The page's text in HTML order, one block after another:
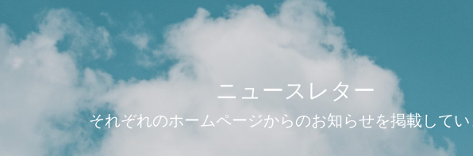
ニュースレター
それぞれのホームページからのお知らせを掲載して